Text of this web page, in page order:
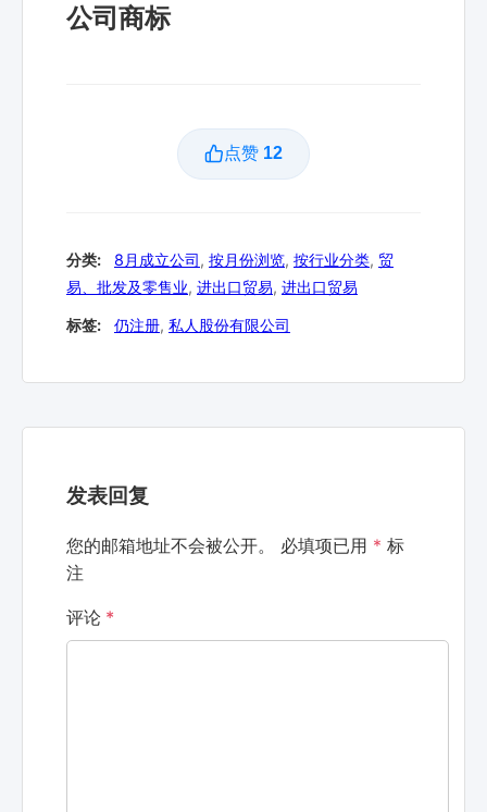
公司商标
点赞 12
分类: 8月成立公司, 按月份浏览, 按行业分类, 贸
易、批发及零售业, 进出口贸易, 进出口贸易
标签: 仍注册, 私人股份有限公司
发表回复
您的邮箱地址不会被公开。 必填项已用 * 标
注
评论 *